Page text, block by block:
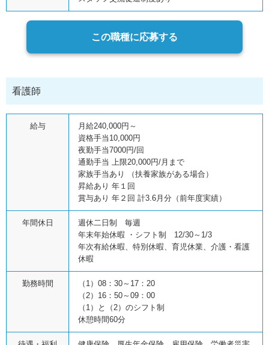
この職種に応募する
看護師
給与
月給240,000円～
資格手当10,000円
夜勤手当7000円/回
通勤手当 上限20,000円/月まで
家族手当あり （扶養家族がある場合）
昇給あり 年１回
賞与あり 年２回 計3.6月分（前年度実績）
年間休日
週休二日制 毎週
年末年始休暇 ・シフト制 12/30～1/3
年次有給休暇、特別休暇、育児休業、介護・看護
休暇
勤務時間
（1）08：30～17：20
（2）16：50～09：00
（1）と（2）のシフト制
休憩時間60分